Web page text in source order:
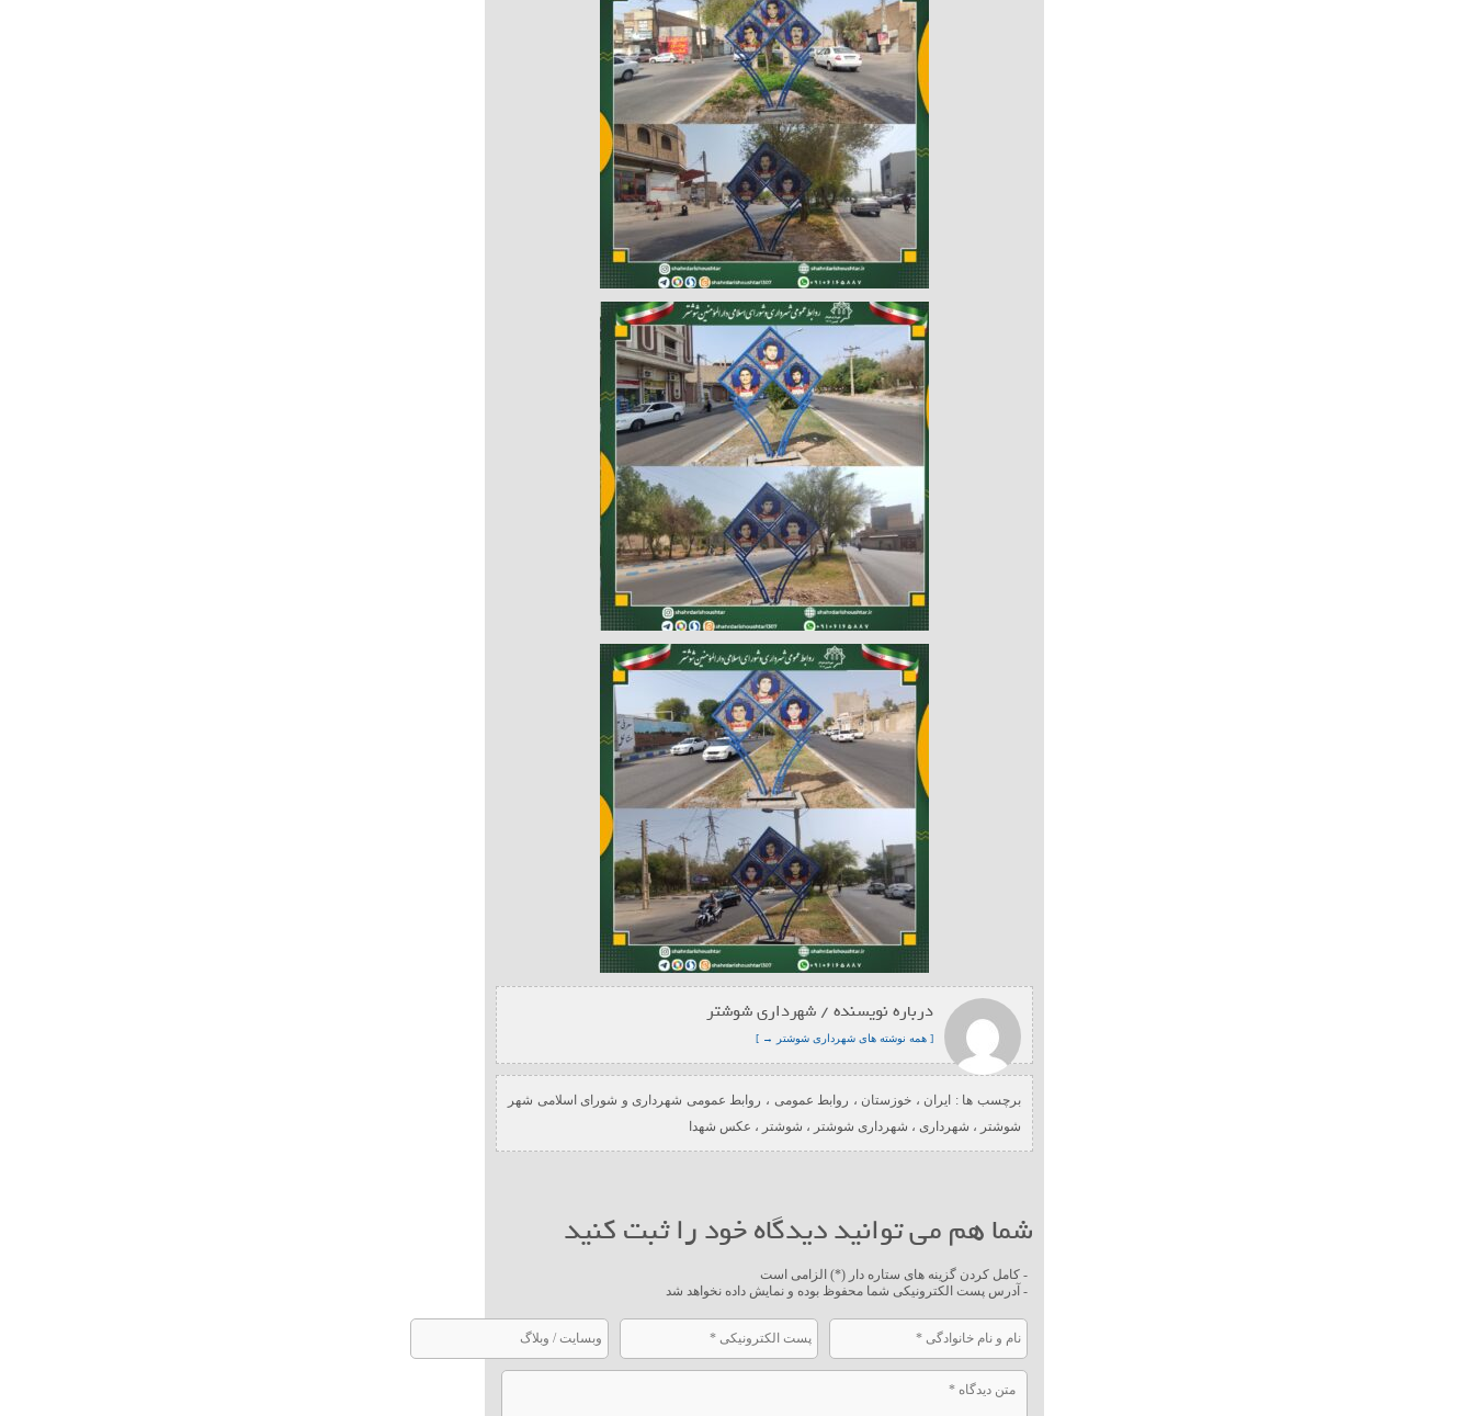
درباره نویسنده / شهرداری شوشتر
[ همه نوشته های شهرداری شوشتر → ]
برچسب ها : ایران ، خوزستان ، روابط عمومی ، روابط عمومی شهرداری و شورای اسلامی شهر
شوشتر ، شهرداری ، شهرداری شوشتر ، شوشتر ، عکس شهدا
شما هم می توانید دیدگاه خود را ثبت کنید
- کامل کردن گزینه های ستاره دار (*) الزامی است
- آدرس پست الکترونیکی شما محفوظ بوده و نمایش داده نخواهد شد